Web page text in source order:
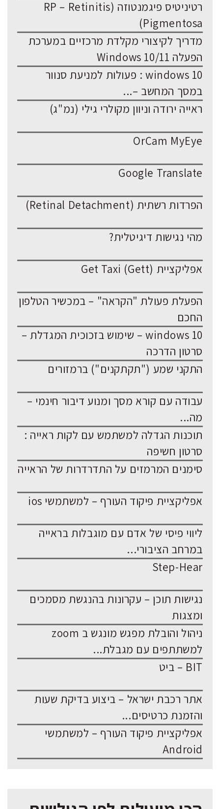
רטיניטיס פיגמנטוזה (RP – Retinitis
Pigmentosa)
מדריך לקיצורי מקלדת מרכזיים במערכת
הפעלה Windows 10/11
windows 10 : פעולות למניעת סנוור
במסך המחשב –...
ראייה ירודה וניוון מקולרי גילי (נמ"ג)
OrCam MyEye
Google Translate
הפרדות רשתית (Retinal Detachment)
מהי נגישות דיגיטלית?
אפליקציית Get Taxi (Gett)
הפעלת פעולת "הקראה" – במכשיר הטלפון
החכם
windows 10 – שימוש בזכוכית המגדלת –
סרטון הדרכה
התקני שמע ("תקתקנים") ברמזורים
עבודה עם קורא מסך ומנוע דיבור חינמי –
מה...
תוכנות הגדלה למשתמש עם לקות ראייה :
סרטון חשיפה
סימנים המרמזים על התדרדרות של הראייה
אפליקציית פיקוד העורף – למשתמשי ios
ליווי פיסי של אדם עם מוגבלות בראייה
במרחב הציבורי...
Step-Hear
נגישות תוכן – עקרונות בהנגשת מסמכים
ומצגות
ניהול והובלת מפגש מונגש ב zoom
למשתתפים עם מגבלת...
BIT – ביט
אתר רכבת ישראל – ביצוע בדיקת שעות
והזמנת כרטיסים...
אפליקציית פיקוד העורף – למשתמשי
Android